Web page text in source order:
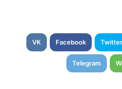
VK Facebook Twitter
Telegram